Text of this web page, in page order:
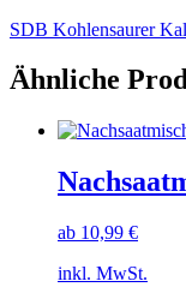
SDB Kohlensaurer
Ähnliche
ab 10,99 €
inkl. MwSt.